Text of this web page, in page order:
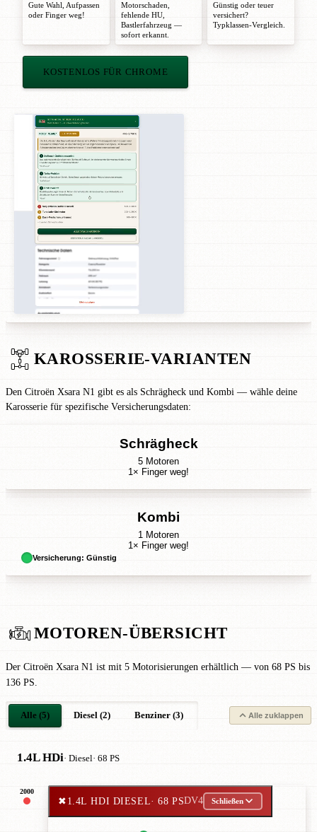
Gute Wahl
Aufpassen
oder Finger weg!
Motorschaden,
fehlende HU,
Bastlerfahrzeug —
sofort erkannt.
Günstig oder teuer
versichert?
Typklassen-Vergleich.
KOSTENLOS FÜR CHROME
KAROSSERIE-VARIANTEN
Den Citroën Xsara N1 gibt es als Schrägheck und Kombi — wähle deine
Karosserie für spezifische Versicherungsdaten:
Schrägheck
5 Motoren
1× Finger weg!
Kombi
1 Motoren
1× Finger weg!
Versicherung: Günstig
MOTOREN-ÜBERSICHT
Der Citroën Xsara N1 ist mit 5 Motorisierungen erhältlich — von 68 PS bis
136 PS.
Alle (5) Diesel (2) Benziner (3) Alle zuklappen
1.4L HDi· Diesel· 68 PS
2000
✖1.4L HDI DIESEL· 68 PSDV4 Schließen